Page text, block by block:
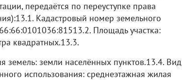
передаётся по переуступке права
Кадастровый номер земельного
Площадь участка:
квадратных.13.3.
земель: земли населённых пунктов.13.4. Вид
использования: среднеэтажная жилая